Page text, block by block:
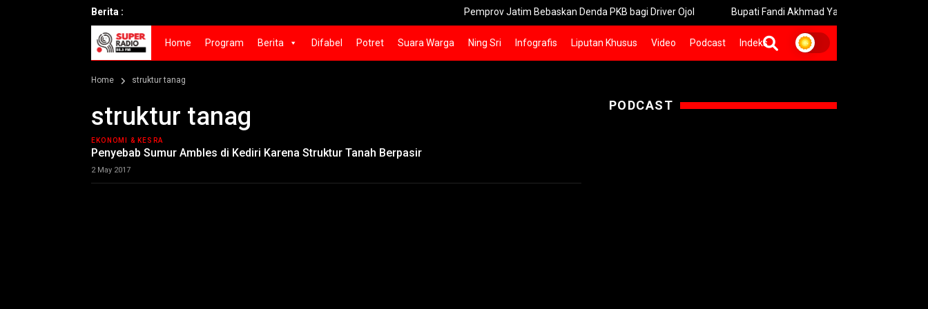
Berita : Pemprov Jatim Bebaskan Denda PKB bagi Driver Ojol Bupati Fandi Akhmad Yani Dorong Pers Gresik Lebih
Home Program Berita Difabel Potret Suara Warga Ning Sri Infografis Liputan Khusus Video Podcast Indeks
Home struktur tanag
struktur tanag
EKONOMI & KESRA
Penyebab Sumur Ambles di Kediri Karena Struktur Tanah Berpasir
2 May 2017
PODCAST